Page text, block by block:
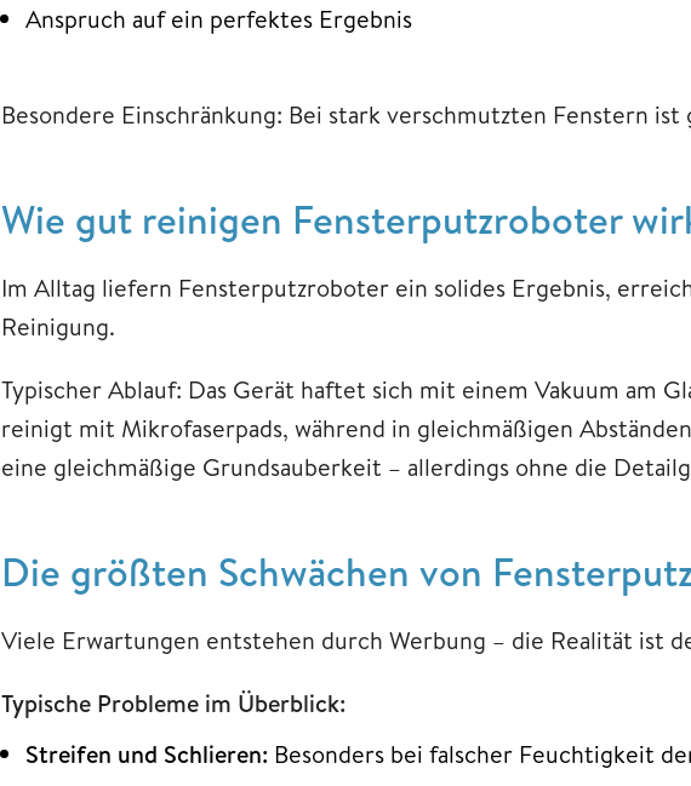
Anspruch auf ein perfektes Ergebnis
Besondere Einschränkung: Bei stark verschmutzten Fenstern
Wie gut reinigen Fensterputzroboter
Im Alltag liefern Fensterputzroboter ein solides Ergebnis,
Reinigung.
Typischer Ablauf: Das Gerät haftet sich mit einem Vakuum am
reinigt mit Mikrofaserpads, während in gleichmäßigen
eine gleichmäßige Grundsauberkeit – allerdings ohne die
Die größten Schwächen von
Viele Erwartungen entstehen durch Werbung – die Realität ist
Typische Probleme im Überblick:
Streifen und Schlieren: Besonders bei falscher Feuchtigkeit